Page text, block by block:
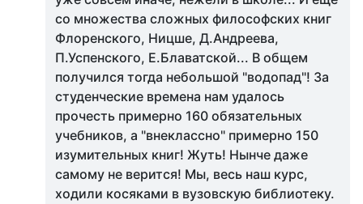
со множества сложных философских книг
Флоренского, Ницше, Д.Андреева,
П.Успенского, Е.Блаватской... В общем
получился тогда небольшой "водопад"! За
студенческие времена нам удалось
прочесть примерно 160 обязательных
учебников, а "внеклассно" примерно 150
изумительных книг! Жуть! Нынче даже
самому не верится! Мы, весь наш курс,
ходили косяками в вузовскую библиотеку.